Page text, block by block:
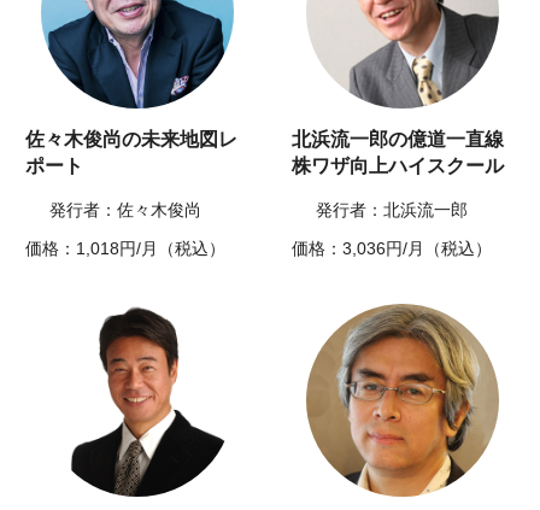
佐々木俊尚の未来地図レ
ポート
発行者：佐々木俊尚
価格：1,018円/月（税込）
北浜流一郎の億道一直線
株ワザ向上ハイスクール
発行者：北浜流一郎
価格：3,036円/月（税込）